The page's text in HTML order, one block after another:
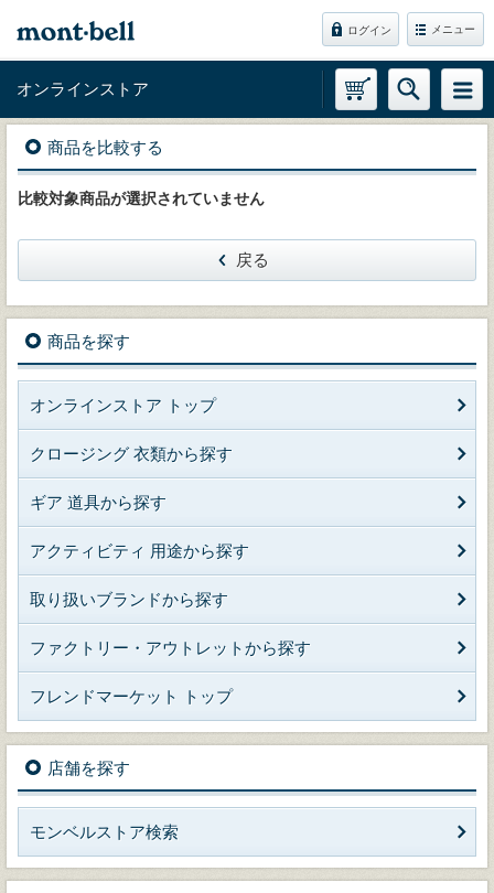
ログイン メニュー
オンラインストア
商品を比較する
比較対象商品が選択されていません
戻る
商品を探す
オンラインストア トップ
クロージング 衣類から探す
ギア 道具から探す
アクティビティ 用途から探す
取り扱いブランドから探す
ファクトリー・アウトレットから探す
フレンドマーケット トップ
店舗を探す
モンベルストア検索